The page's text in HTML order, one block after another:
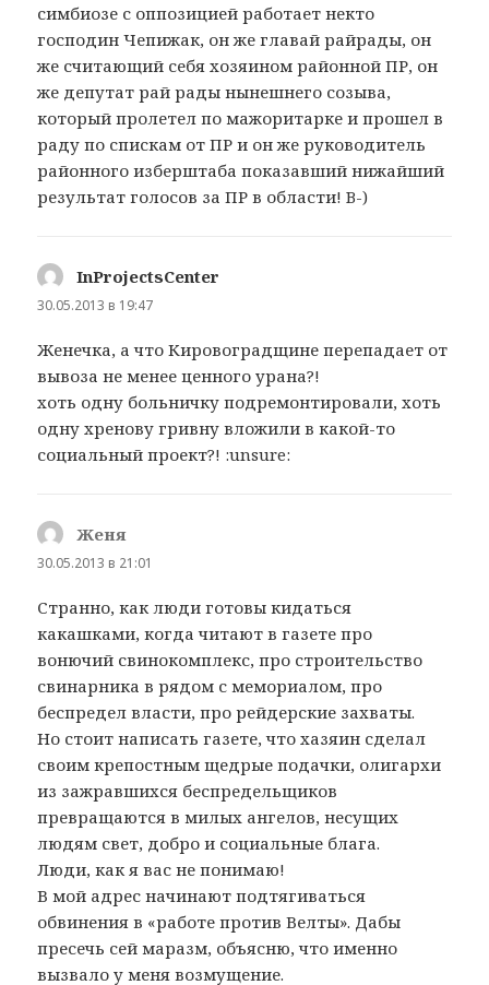
симбиозе с оппозицией работает некто
господин Чепижак, он же главай райрады, он
же считающий себя хозяином районной ПР, он
же депутат рай рады нынешнего созыва,
который пролетел по мажоритарке и прошел в
раду по спискам от ПР и он же руководитель
районного изберштаба показавший нижайший
результат голосов за ПР в области! B-)
InProjectsCenter
30.05.2013 в 19:47
Женечка, а что Кировоградщине перепадает от
вывоза не менее ценного урана?!
хоть одну больничку подремонтировали, хоть
одну хренову гривну вложили в какой-то
социальный проект?! :unsure:
Женя
30.05.2013 в 21:01
Странно, как люди готовы кидаться
какашками, когда читают в газете про
вонючий свинокомплекс, про строительство
свинарника в рядом с мемориалом, про
беспредел власти, про рейдерские захваты.
Но стоит написать газете, что хазяин сделал
своим крепостным щедрые подачки, олигархи
из зажравшихся беспредельщиков
превращаются в милых ангелов, несущих
людям свет, добро и социальные блага.
Люди, как я вас не понимаю!
В мой адрес начинают подтягиваться
обвинения в «работе против Велты». Дабы
пресечь сей маразм, объясню, что именно
вызвало у меня возмущение.